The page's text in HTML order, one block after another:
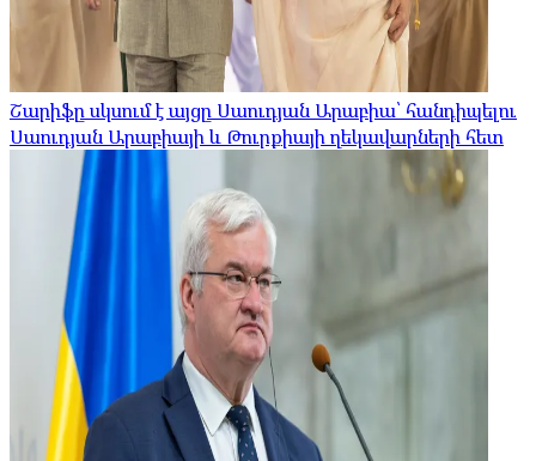
Շարիֆը սկսում է այցը Սաուդյան Արաբիա՝ հանդիպելու
Սաուդյան Արաբիայի և Թուրքիայի ղեկավարների հետ